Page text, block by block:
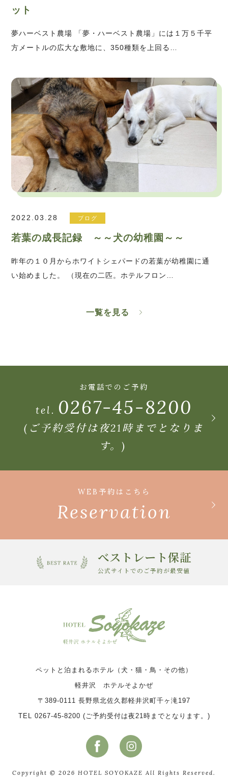
ット
夢ハーベスト農場 「夢・ハーベスト農場」には１万５千平
方メートルの広大な敷地に、350種類を上回る…
2022.03.28 ブログ
若葉の成長記録 ～～犬の幼稚園～～
昨年の１０月からホワイトシェパードの若葉が幼稚園に通
い始めました。 （現在の二匹。ホテルフロン…
一覧を見る
お電話でのご予約
tel. 0267-45-8200
(ご予約受付は夜21時までとなりま
す。)
WEB予約はこちら
Reservation
べストレート保証
公式サイトでのご予約が最安値
ペットと泊まれるホテル（犬・猫・鳥・その他）
軽井沢 ホテルそよかぜ
〒389-0111 長野県北佐久郡軽井沢町千ヶ滝197
TEL 0267-45-8200 (ご予約受付は夜21時までとなります。)
Copyright © 2026 HOTEL SOYOKAZE All Rights Reserved.